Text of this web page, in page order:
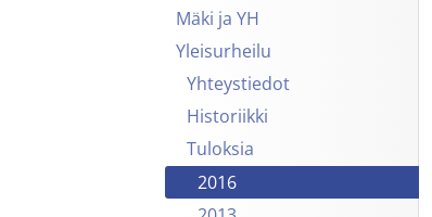
Mäki ja YH
Yleisurheilu
Yhteystiedot
Historiikki
Tuloksia
2016